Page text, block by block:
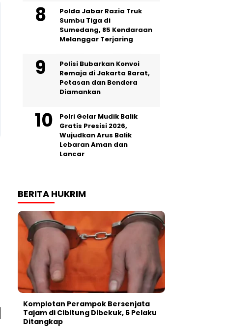
Polda Jabar Razia Truk
Sumbu Tiga di
Sumedang, 85 Kendaraan
Melanggar Terjaring
Polisi Bubarkan Konvoi
Remaja di Jakarta Barat,
Petasan dan Bendera
Diamankan
Polri Gelar Mudik Balik
Gratis Presisi 2026,
Wujudkan Arus Balik
Lebaran Aman dan
Lancar
BERITA HUKRIM
Komplotan Perampok Bersenjata
Tajam di Cibitung Dibekuk, 6 Pelaku
Ditangkap